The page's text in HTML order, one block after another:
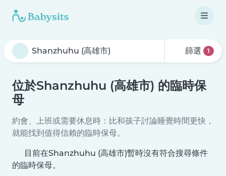
篩選 1
位於Shanzhuhu (高雄市) 的臨時保
母
約會、上班或需要休息時：比和孩子討論睡覺時間更快，
就能找到值得信賴的臨時保母。
目前在Shanzhuhu (高雄市)暫時沒有符合搜尋條件
的臨時保母。